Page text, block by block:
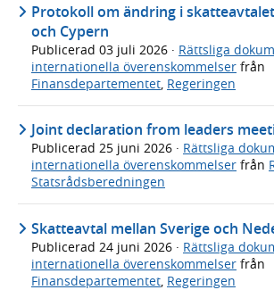
Protokoll om ändring i
och Cypern
Publicerad 03 juli 2026 · Rättsliga
internationella överenskommelser från
Finansdepartementet Regeringen
Joint declaration from leaders
Publicerad 25 juni 2026 · Rättsliga
internationella överenskommelser från
Statsrådsberedningen
Skatteavtal mellan Sverige och
Publicerad 24 juni 2026 · Rättsliga
internationella överenskommelser från
Finansdepartementet, Regeringen